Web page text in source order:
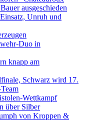
ausgeschieden
Unruh und
Duo in
knapp am
Schwarz wird 17.
Wettkampf
über Silber
von Kroppen &